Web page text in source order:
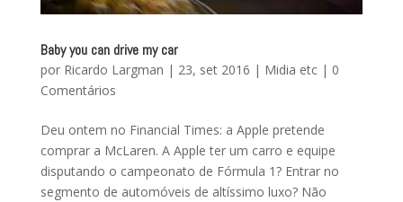
Baby you can drive my car
por Ricardo Largman | 23, set 2016 | Midia etc| 0
Comentários
Deu ontem no Financial Times: a Apple pretende
comprar a McLaren. A Apple ter um carro e equipe
disputando o campeonato de Fórmula 1? Entrar no
segmento de automóveis de altíssimo luxo? Não